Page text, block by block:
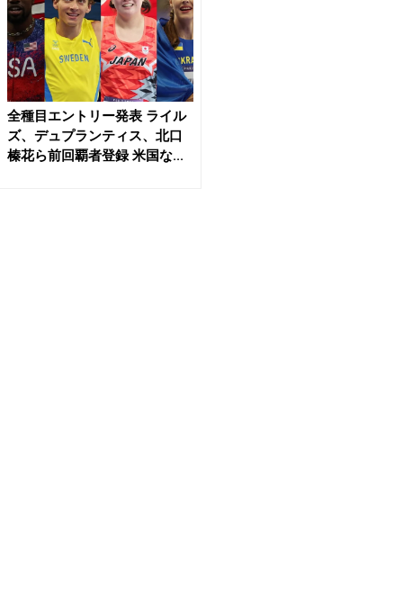
全種目エントリー発表 ライル
ズ、デュプランティス、北口
榛花ら前回覇者登録 米国な...